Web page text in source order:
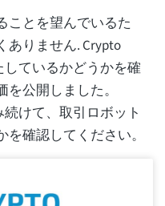
ことを望んでいるた
ありません. Crypto
しているかどうかを確
公開しました。
続けて、取引ロボット
確認してください。